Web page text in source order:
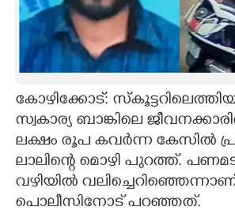
ASTRO
LITERATURE
ZOOM
കോഴിക്കോട്:
സ്വകാര്യ ബാങ്കിലെ
ലക്ഷം രൂപ കവർന്ന കേസിൽ
ലാലിന്റെ മൊഴി പുറത്ത്.
വഴിയിൽ
പൊലീസിനോട് പറഞ്ഞത്.